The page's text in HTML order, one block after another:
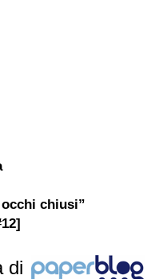
occhi chiusi”
di